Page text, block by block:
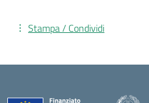
Stampa / Condividi